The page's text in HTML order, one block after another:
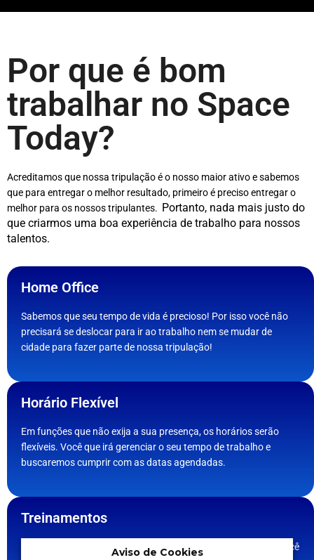
Por que é bom
trabalhar no Space
Today?
Acreditamos que nossa tripulação é o nosso maior ativo e sabemos
que para entregar o melhor resultado, primeiro é preciso entregar o
melhor para os nossos tripulantes. Portanto, nada mais justo do
que criarmos uma boa experiência de trabalho para nossos
talentos.
Home Office
Sabemos que seu tempo de vida é precioso! Por isso você não
precisará se deslocar para ir ao trabalho nem se mudar de
cidade para fazer parte de nossa tripulação!
Horário Flexível
Em funções que não exija a sua presença, os horários serão
flexíveis. Você que irá gerenciar o seu tempo de trabalho e
buscaremos cumprir com as datas agendadas.
Treinamentos
Entendemos a empresa como uma grande escola,. Por isso você
Aviso de Cookies